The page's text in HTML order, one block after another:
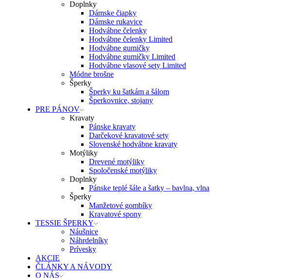
Doplnky
Dámske čiapky
Dámske rukavice
Hodvábne čelenky
Hodvábne čelenky Limited
Hodvábne gumičky
Hodvábne gumičky Limited
Hodvábne vlasové sety Limited
Módne brošne
Šperky
Šperky ku šatkám a šálom
Šperkovnice, stojany
PRE PÁNOV
Kravaty
Pánske kravaty
Darčekové kravatové sety
Slovenské hodvábne kravaty
Motýliky
Drevené motýliky
Spoločenské motýliky
Doplnky
Pánske teplé šále a šatky – bavlna, vlna
Šperky
Manžetové gombíky
Kravatové spony
TESSIE ŠPERKY
Náušnice
Náhrdelníky
Prívesky
AKCIE
ČLÁNKY A NÁVODY
O NÁS